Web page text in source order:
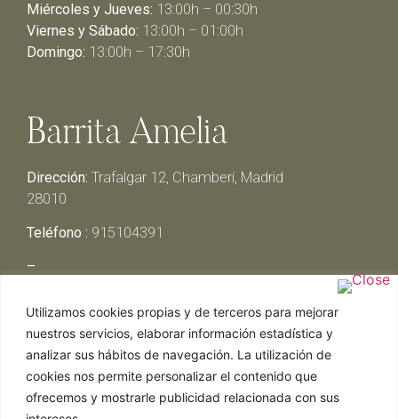
Utilizamos cookies propias y de terceros para mejorar
nuestros servicios, elaborar información estadística y
analizar sus hábitos de navegación. La utilización de
cookies nos permite personalizar el contenido que
ofrecemos y mostrarle publicidad relacionada con sus
Miércoles y Jueves: 13:00h – 00:30h
Viernes y Sábado: 13:00h – 01:00h
Domingo: 13:00h – 17:30h
Barrita Amelia
Dirección: Trafalgar 12, Chamberí, Madrid
28010
Teléfono : 915104391
–
Miércoles y Jueves:13:00h – 00:30h
Viernes y Sábado: 13:00h – 01:00h
Domingo:13:00h – 17:30h